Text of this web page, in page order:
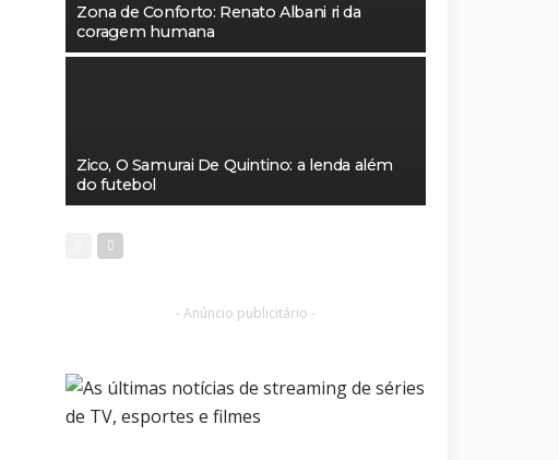
Zona de Conforto: Renato Albani ri da
coragem humana
Zico, O Samurai De Quintino: a lenda além
do futebol
- Anúncio publicitário -